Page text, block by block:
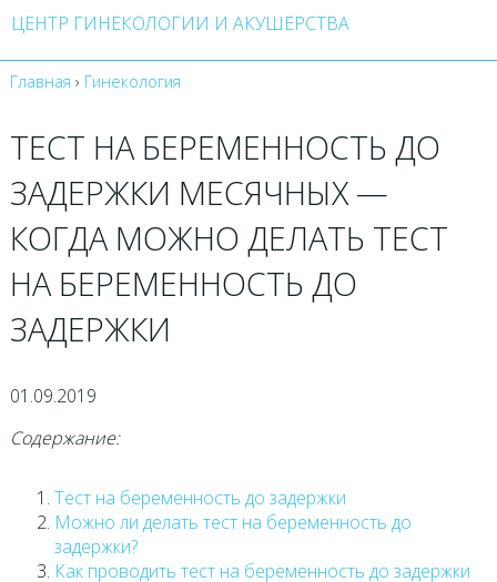
ЦЕНТР ГИНЕКОЛОГИИ И АКУШЕРСТВА
Главная › Гинекология
ТЕСТ НА БЕРЕМЕННОСТЬ ДО
ЗАДЕРЖКИ МЕСЯЧНЫХ —
КОГДА МОЖНО ДЕЛАТЬ ТЕСТ
НА БЕРЕМЕННОСТЬ ДО
ЗАДЕРЖКИ
01.09.2019
Содержание:
Тест на беременность до задержки
Можно ли делать тест на беременность до
задержки?
Как проводить тест на беременность до задержки